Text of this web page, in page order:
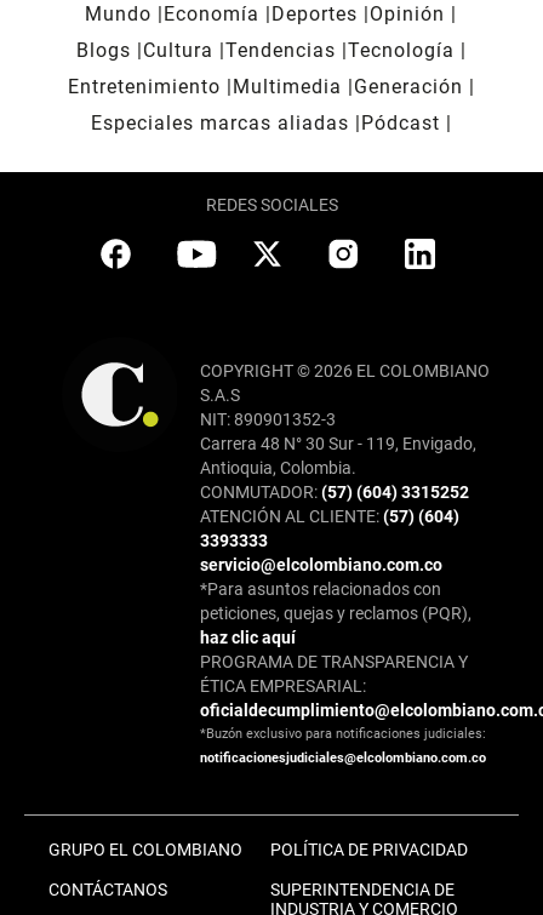
Mundo Economía Deportes
Opinión
Blogs
Cultura Tendencias Tecnología
Entretenimiento
Multimedia
Generación
Especiales marcas aliadas
Pódcast
REDES SOCIALES
COPYRIGHT © 2026 EL COLOMBIANO
S.A.S
NIT: 890901352-3
Carrera 48 N° 30 Sur - 119, Envigado,
Antioquia, Colombia.
CONMUTADOR:(57) (604) 3315252
ATENCIÓN AL CLIENTE:(57) (604)
3393333
servicio@elcolombiano.com.co
*Para asuntos relacionados con
peticiones, quejas y reclamos (PQR),
haz clic aquí
PROGRAMA DE TRANSPARENCIA Y
ÉTICA EMPRESARIAL:
*Buzón exclusivo para notificaciones judiciales:
notificacionesjudiciales@elcolombiano.com.co
GRUPO EL COLOMBIANO
CONTÁCTANOS
POLÍTICA DE PRIVACIDAD
SUPERINTENDENCIA DE
INDUSTRIA Y COMERCIO